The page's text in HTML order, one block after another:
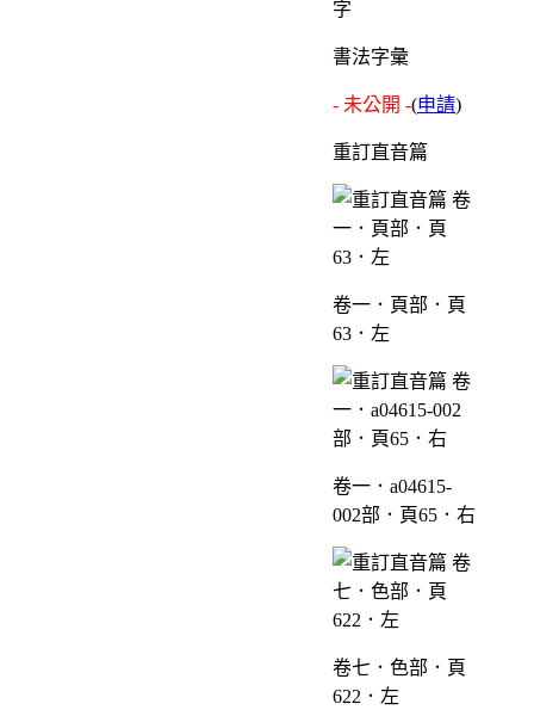
書法字彙
- 未公開 -(申請)
重訂直音篇
卷一．頁部．頁
63．左
卷一．a04615-
002部．頁65．右
卷七．色部．頁
622．左